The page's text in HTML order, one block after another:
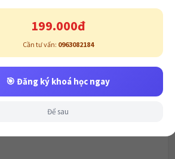
(unit 3)
199.000đ
Cần tư vấn: 0963082184
🎯 Đăng ký khoá học ngay
Để sau